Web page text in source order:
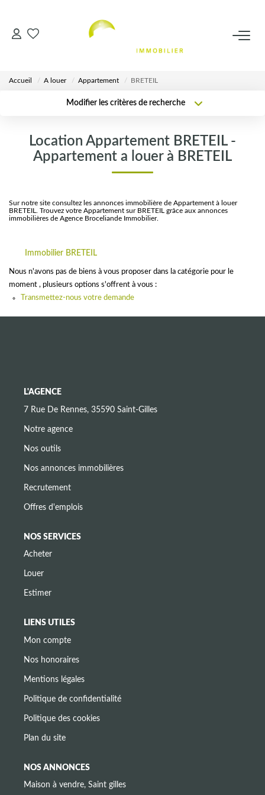
CONTACT
Accueil A louer Appartement BRETEIL
Modifier les critères de recherche
Type de bien
Budget max Plus de critères
Location Appartement BRETEIL -
Appartement a louer à BRETEIL
Sur notre site consultez les annonces immobilière de Appartement à louer
BRETEIL. Trouvez votre Appartement sur BRETEIL grâce aux annonces
immobilières de Agence Broceliande Immobilier.
Immobilier BRETEIL
Nous n'avons pas de biens à vous proposer dans la catégorie pour le
moment , plusieurs options s'offrent à vous :
Transmettez-nous votre demande
L'AGENCE
7 Rue De Rennes, 35590 Saint-Gilles
Notre agence
Nos outils
Nos annonces immobilières
Recrutement
Offres d'emplois
NOS SERVICES
Acheter
Louer
Estimer
LIENS UTILES
Mon compte
Nos honoraires
Mentions légales
Politique de confidentialité
Politique des cookies
Plan du site
NOS ANNONCES
Maison à vendre, Saint gilles